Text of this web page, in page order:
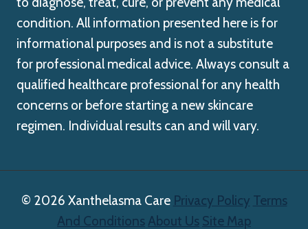
condition. All information presented here is for
informational purposes and is not a substitute
for professional medical advice. Always consult a
qualified healthcare professional for any health
concerns or before starting a new skincare
regimen. Individual results can and will vary.
© 2026 Xanthelasma Care Privacy Policy Terms
And Conditions About Us Site Map